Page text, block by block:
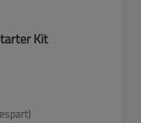
Kit